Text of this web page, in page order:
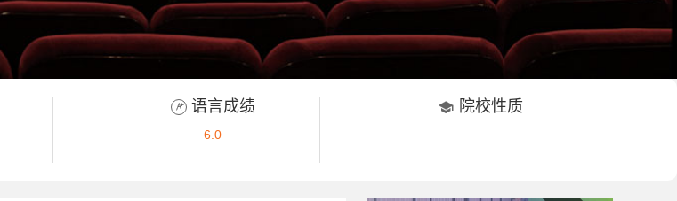
 语言成绩
6.0
 院校性质